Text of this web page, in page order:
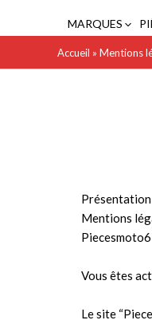
MARQUES
Accueil » Mentions
Mentions
Vous êtes
Le site